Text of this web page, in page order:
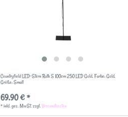
Countryfield LED-Stern Ruth S 100cm 250 LED Gold, Farbe: Gold,
Größe: Small
69,90 € *
*inkl. ges. MwSt.zzgl.Versandkosten